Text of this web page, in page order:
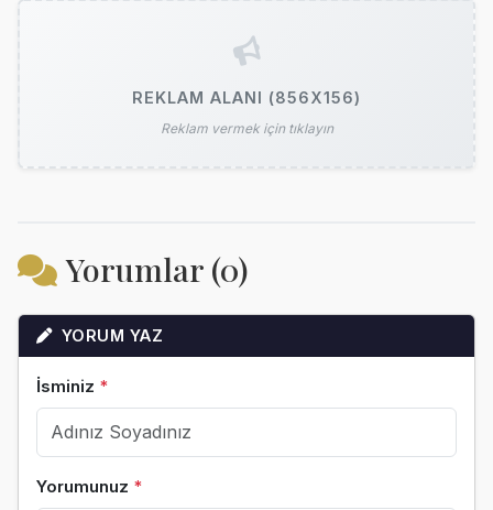
REKLAM ALANI (856X156)
Reklam vermek için tıklayın
Yorumlar (0)
YORUM YAZ
İsminiz *
Yorumunuz *